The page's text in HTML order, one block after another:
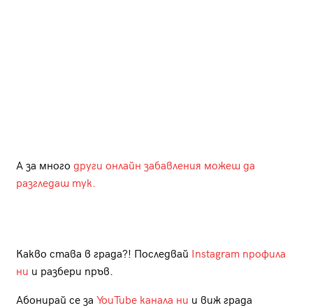
А за много други онлайн забавления можеш да
разгледаш тук.
Какво става в града?! Последвай Instagram профила
ни и разбери пръв.
Абонирай се за YouTube канала ни и виж града